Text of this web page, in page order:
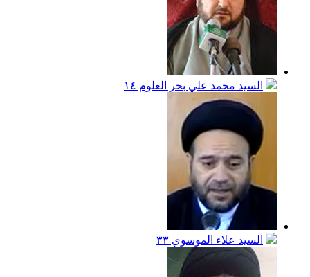
السيد محمد علي بحر العلوم ١٤
السيد علاء الموسوي ٣٣